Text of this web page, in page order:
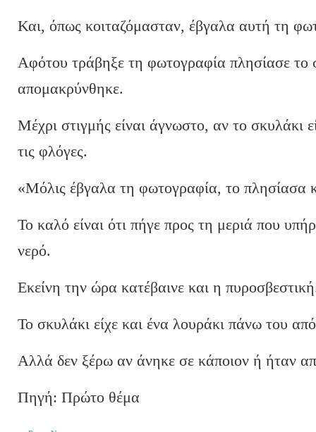
Και, όπως κοιταζόμασταν, έβγαλα αυτή τη
Αφότου τράβηξε τη φωτογραφία πλησίασε το
απομακρύνθηκε.
Μέχρι στιγμής είναι άγνωστο, αν το σκυλάκι
τις φλόγες.
«Μόλις έβγαλα τη φωτογραφία, το πλησίασα
Το καλό είναι ότι πήγε προς τη μεριά που
νερό.
Εκείνη την ώρα κατέβαινε και η
Το σκυλάκι είχε και ένα λουράκι πάνω του από
Αλλά δεν ξέρω αν άνηκε σε κάποιον ή ήταν
Πηγή: Πρώτο θέμα